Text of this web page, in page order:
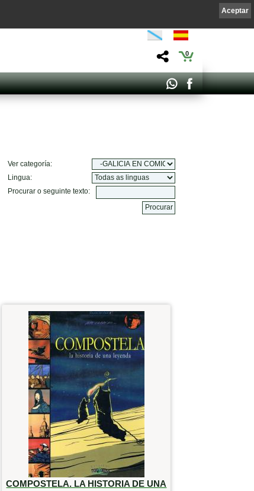
0
Ver categoría:
Lingua:
Procurar o seguinte texto:
COMPOSTELA. LA HISTORIA DE UNA
Aceptar